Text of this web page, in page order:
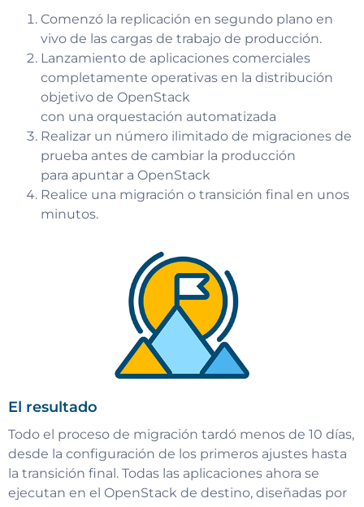
Comenzó la replicación en segundo plano en
vivo de las cargas de trabajo de producción.
Lanzamiento de aplicaciones comerciales
completamente operativas en la distribución
objetivo de OpenStack
con una orquestación automatizada
Realizar un número ilimitado de migraciones de
prueba antes de cambiar la producción
para apuntar a OpenStack
Realice una migración o transición final en unos
minutos.
El resultado
Todo el proceso de migración tardó menos de 10 días,
desde la configuración de los primeros ajustes hasta
la transición final. Todas las aplicaciones ahora se
ejecutan en el OpenStack de destino, diseñadas por